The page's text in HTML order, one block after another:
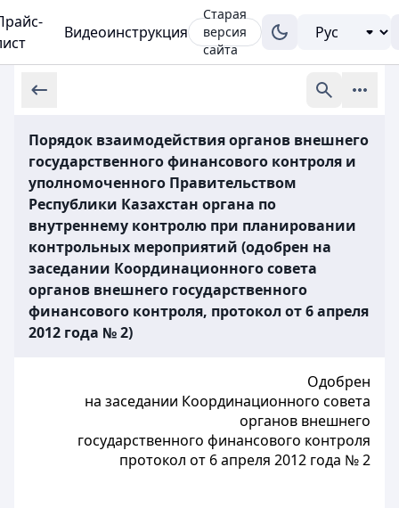
Видеоинструкция
Старая
версия
сайта
Порядок взаимодействия органов внешнего
государственного финансового контроля и
уполномоченного Правительством
Республики Казахстан органа по
внутреннему контролю при планировании
контрольных мероприятий (одобрен на
заседании Координационного совета
органов внешнего государственного
финансового контроля, протокол от 6 апреля
2012 года № 2)
Одобрен
на заседании Координационного совета
органов внешнего
государственного финансового контроля
протокол от 6 апреля 2012 года № 2